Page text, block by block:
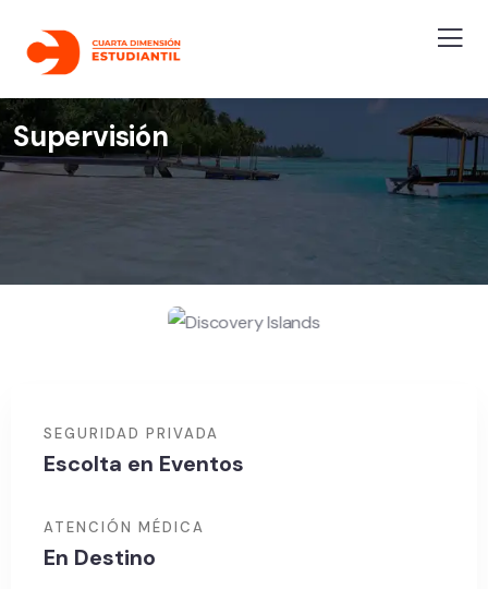
Supervisión
SEGURIDAD PRIVADA
Escolta en Eventos
ATENCIÓN MÉDICA
En Destino